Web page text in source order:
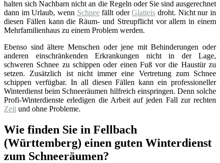
halten sich Nachbarn nicht an die Regeln oder Sie sind ausgerechnet
dann im Urlaub, wenn Schneefällt oderGlatteis droht. Nicht nur in
diesen Fällen kann die Räum- und Streupflicht vor allem in einem
Mehrfamilienhaus zu einem Problem werden.
Ebenso sind ältere Menschen oder jene mit Behinderungen oder
anderen einschränkenden Erkrankungen nicht in der Lage,
schweren Schnee zu schippen oder einen Fuß vor die Haustür zu
setzen. Zusätzlich ist nicht immer eine Vertretung zum Schnee
schippen verfügbar. In all diesen Fällen kann ein professioneller
Winterdienst beim Schneeräumen hilfreich einspringen. Denn solche
Profi-Winterdienste erledigen die Arbeit auf jeden Fall zur rechten
Zeit und ohne Probleme.
Wie finden Sie in Fellbach
(Württemberg) einen guten Winterdienst
zum Schneeräumen?